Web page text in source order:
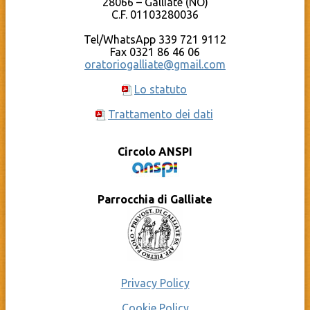
C.F. 01103280036
Tel/WhatsApp 339 721 9112
Fax 0321 86 46 06
oratoriogalliate@gmail.com
Lo statuto
Trattamento dei dati
Circolo ANSPI
Parrocchia di Galliate
Privacy Policy